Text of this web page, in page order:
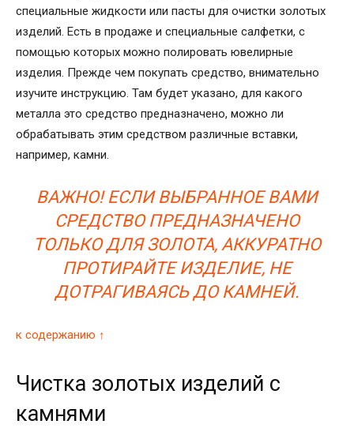
специальные жидкости или пасты для очистки золотых
изделий. Есть в продаже и специальные салфетки, с
помощью которых можно полировать ювелирные
изделия. Прежде чем покупать средство, внимательно
изучите инструкцию. Там будет указано, для какого
металла это средство предназначено, можно ли
обрабатывать этим средством различные вставки,
например, камни.
ВАЖНО! ЕСЛИ ВЫБРАННОЕ ВАМИ
СРЕДСТВО ПРЕДНАЗНАЧЕНО
ТОЛЬКО ДЛЯ ЗОЛОТА, АККУРАТНО
ПРОТИРАЙТЕ ИЗДЕЛИЕ, НЕ
ДОТРАГИВАЯСЬ ДО КАМНЕЙ.
к содержанию ↑
Чистка золотых изделий с
камнями